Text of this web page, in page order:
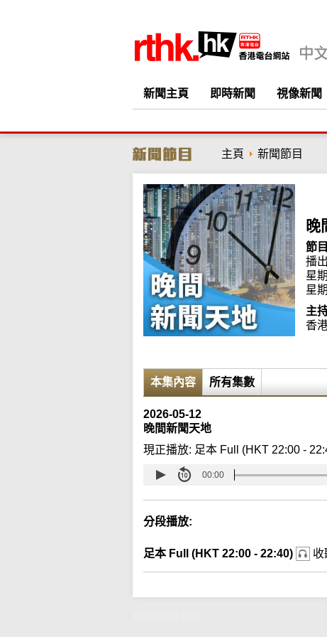
新聞主頁 即時新聞 視像新聞
主頁 新聞節目
晚
節
播
星
星
主
香
本集內容 所有集數
2026-05-12
晚間新聞天地
現正播放: 足本 Full (HKT 22:00 -
00:00
分段播放:
足本 Full (HKT 22:00 - 22:40) 收